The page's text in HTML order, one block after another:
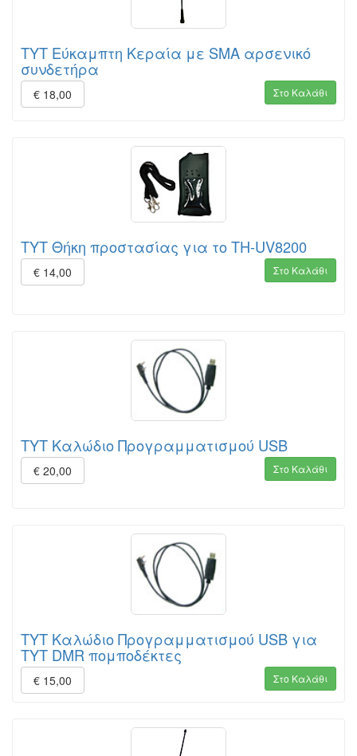
TYT Εύκαμπτη Κεραία με SMA αρσενικό
συνδετήρα
€ 18,00 Στο Καλάθι
TYT Θήκη προστασίας για το TH-UV8200
€ 14,00 Στο Καλάθι
TYT Καλώδιο Προγραμματισμού USB
€ 20,00 Στο Καλάθι
TYT Καλώδιο Προγραμματισμού USB για
TYT DMR πομποδέκτες
€ 15,00 Στο Καλάθι